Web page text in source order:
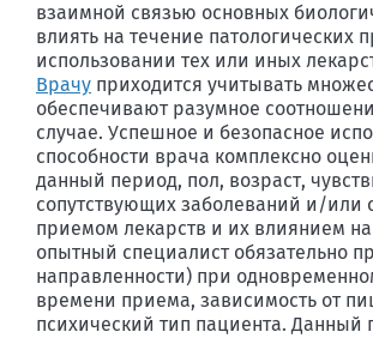
взаимной связью основных
влиять на течение
использовании тех или иных
Врачу приходится учитывать
обеспечивают разумное
случае. Успешное и безопасное
способности врача комплексно
данный период, пол, возраст,
сопутствующих заболеваний и/или
приемом лекарств и их влиянием
опытный специалист обязательно
направленности) при
времени приема, зависимость от
психический тип пациента. Данный